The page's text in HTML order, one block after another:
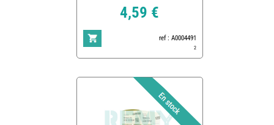
4,59 €
ref : A0004491
2